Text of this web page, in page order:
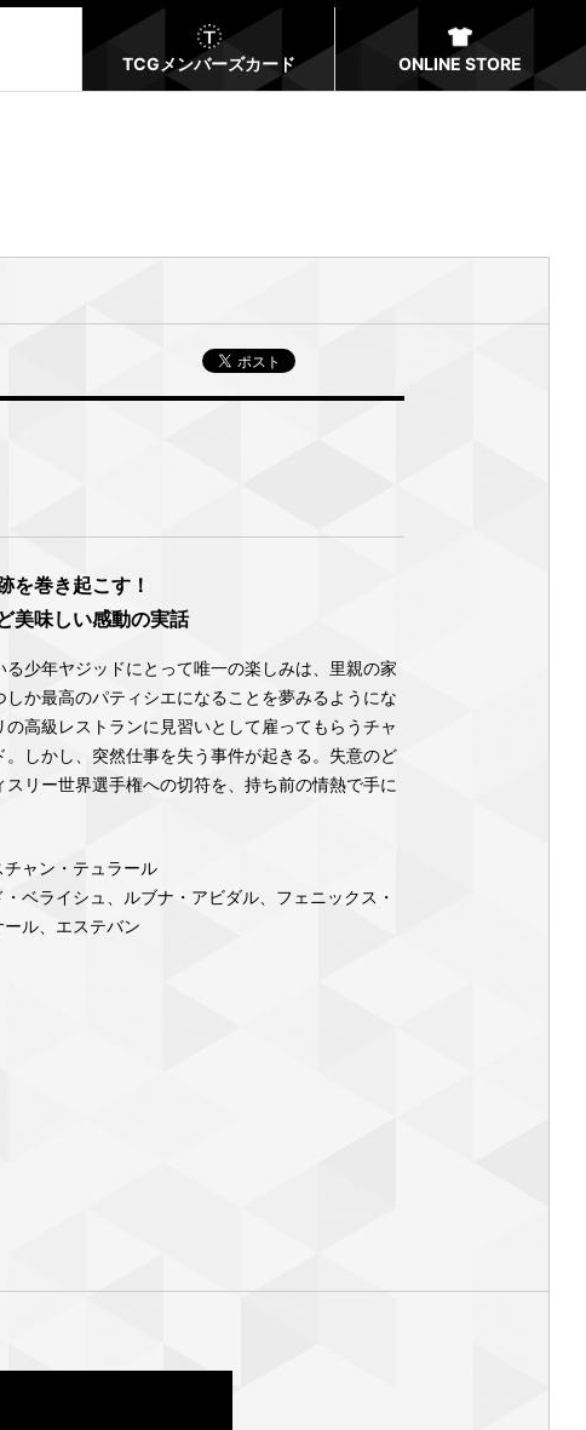
TCGメンバーズカード ONLINE STORE
を巻き起こす！
美味しい感動の実話
少年ヤジッドにとって唯一の楽しみは、里親の家
しか最高のパティシエになることを夢みるようにな
の高級レストランに見習いとして雇ってもらうチャ
。しかし、突然仕事を失う事件が起きる。失意のど
スリー世界選手権への切符を、持ち前の情熱で手に
チャン・テュラール
・ベライシュ、ルブナ・アビダル、フェニックス・
ール、エステバン